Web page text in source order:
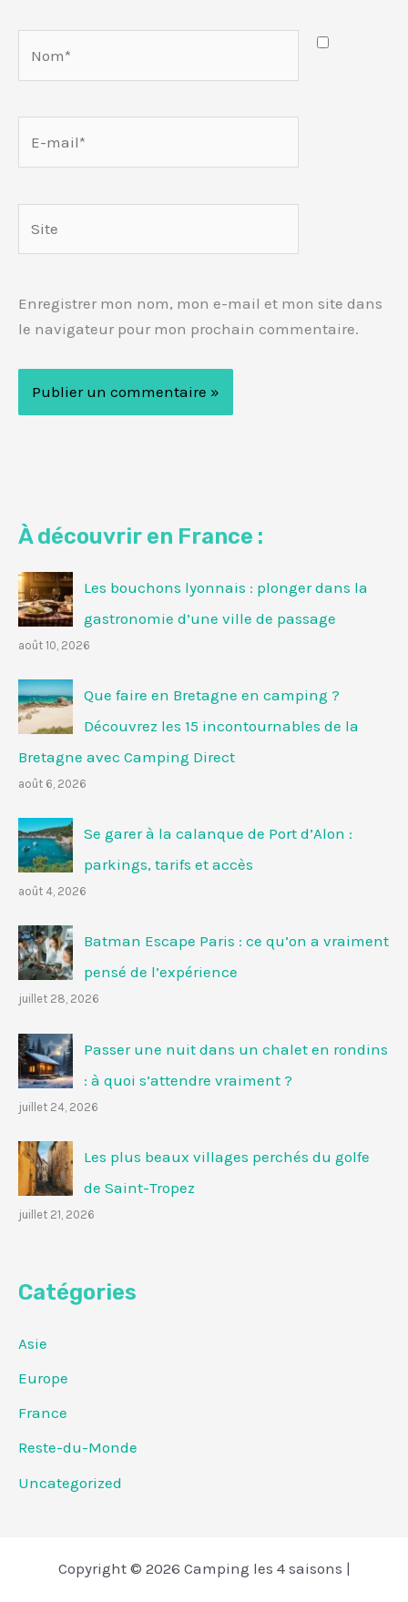
Enregistrer mon nom, mon e-mail et mon site dans
le navigateur pour mon prochain commentaire.
À découvrir en France :
Les bouchons lyonnais : plonger dans la
gastronomie d’une ville de passage
août 10, 2026
Que faire en Bretagne en camping ?
Découvrez les 15 incontournables de la
Bretagne avec Camping Direct
août 6, 2026
Se garer à la calanque de Port d’Alon :
parkings, tarifs et accès
août 4, 2026
Batman Escape Paris : ce qu’on a vraiment
pensé de l’expérience
juillet 28, 2026
Passer une nuit dans un chalet en rondins
: à quoi s’attendre vraiment ?
juillet 24, 2026
Les plus beaux villages perchés du golfe
de Saint-Tropez
juillet 21, 2026
Catégories
Asie
Europe
France
Reste-du-Monde
Uncategorized
Copyright © 2026 Camping les 4 saisons |